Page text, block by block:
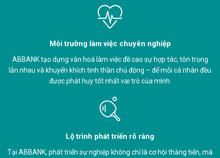
Môi trường làm việc chuyên nghiệp
ABBANK tạo dựng văn hoá làm việc đề cao sự hợp tác, tôn trọng
lẫn nhau và khuyến khích tinh thần chủ động – để mỗi cá nhân đều
được phát huy tốt nhất vai trò của mình.
Lộ trình phát triển rõ ràng
Tại ABBANK, phát triển sự nghiệp không chỉ là cơ hội thăng tiến, mà